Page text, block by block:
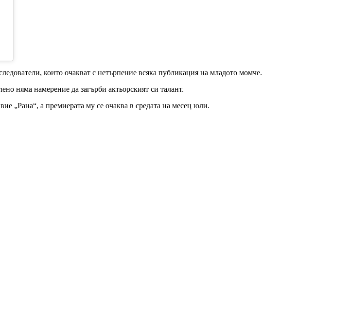
които очакват с нетърпение всяка публикация на младото момче.
няма намерение да загърби актьорският си талант.
„Рана“, а премиерата му се очаква в средата на месец юли.